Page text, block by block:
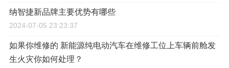
纳智捷新品牌主要优势有哪些
2024-07-05 23:23:37
如果你维修的 新能源纯电动汽车在维修工位上车辆前舱发
生火灾你如何处理？